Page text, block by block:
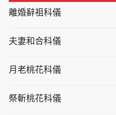
離婚辭祖科儀
夫妻和合科儀
月老桃花科儀
祭斬桃花科儀